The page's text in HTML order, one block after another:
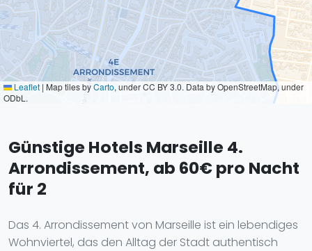
Leaflet | Map tiles byCarto, under CC BY 3.0. Data by OpenStreetMap, under
ODbL.
Günstige Hotels Marseille 4.
Arrondissement, ab 60€ pro Nacht
für 2
Das 4. Arrondissement von Marseille ist ein lebendiges
Wohnviertel, das den Alltag der Stadt authentisch